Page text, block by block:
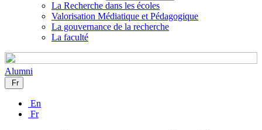
La Recherche dans les écoles
Valorisation Médiatique et Pédagogique
La gouvernance de la recherche
La faculté
Alumni
Fr
En
Fr